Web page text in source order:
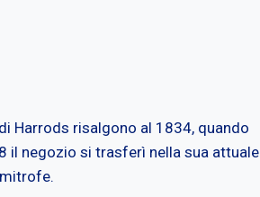
Harrods risalgono al 1834, quando
il negozio si trasferì nella sua attuale